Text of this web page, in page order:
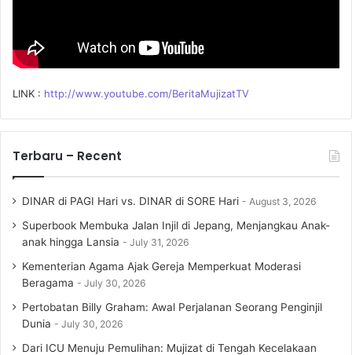
LINK : http://www.youtube.com/BeritaMujizatTV
Terbaru – Recent
DINAR di PAGI Hari vs. DINAR di SORE Hari August 3, 2026
Superbook Membuka Jalan Injil di Jepang, Menjangkau Anak-
anak hingga Lansia
July 31, 2026
Kementerian Agama Ajak Gereja Memperkuat Moderasi
Beragama
July 30, 2026
Pertobatan Billy Graham: Awal Perjalanan Seorang Penginjil
Dunia
July 30, 2026
Dari ICU Menuju Pemulihan: Mujizat di Tengah Kecelakaan